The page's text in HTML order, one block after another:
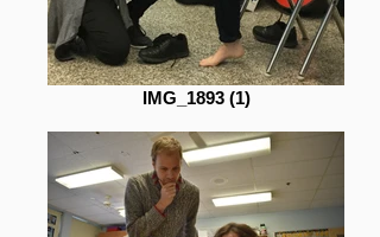
IMG_1893 (1)